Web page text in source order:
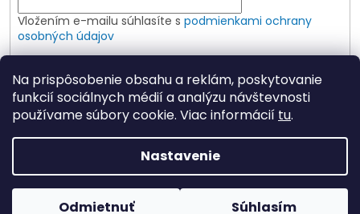
Na prispôsobenie obsahu a reklám, poskytovanie
funkcií sociálnych médií a analýzu návštevnosti
používame súbory cookie. Viac informácií tu.
Nastavenie
Odmietnuť Súhlasím
Vložením e-mailu súhlasíte s podmienkami ochrany
osobných údajov
PRIHLÁSIŤ SA
Copyright 2026Elspoin. Všetky práva vyhradené.Upraviť
nastavenie cookies